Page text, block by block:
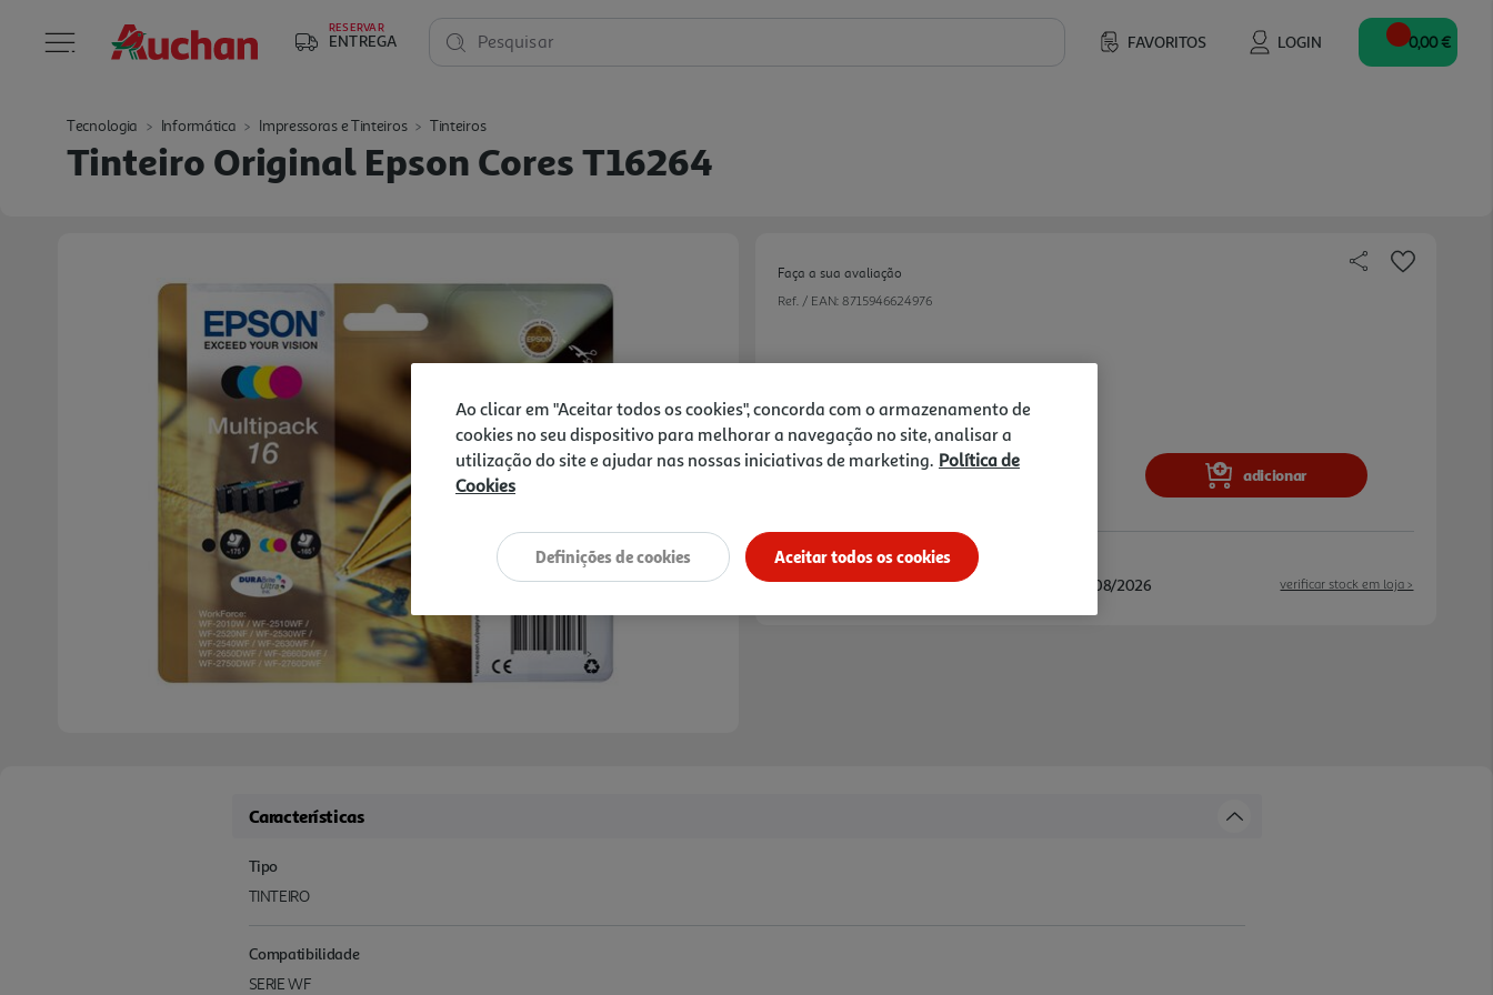
RESERVAR
ENTREGA FAVORITOS LOGIN
Pesquisar 0,00 €
Tecnologia Informática Impressoras e Tinteiros Tinteiros
Tinteiro Original Epson Cores T16264
Faça a sua avaliação
Ref. / EAN: 8715946624976
59,99 €
adicionar
verificar stock em loja >
Entrega estimada entre 13/08/2026 e 14/08/2026
Características
Tipo
TINTEIRO
Compatibilidade
SERIE WF
Ao clicar em "Aceitar todos os cookies", concorda com o armazenamento de
cookies no seu dispositivo para melhorar a navegação no site, analisar a
utilização do site e ajudar nas nossas iniciativas de marketing. Política de
Cookies
Aceitar todos os cookies
Definições de cookies